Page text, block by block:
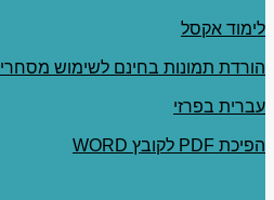
לימוד אקסל
הורדת תמונות בחינם לשימוש מסחרי
עברית בפרזי
הפיכת PDF לקובץ WORD